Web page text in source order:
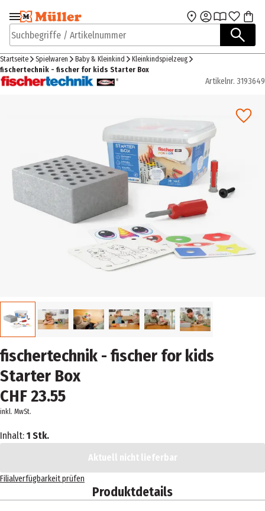
Zur Navigation
springen
Zum Hauptinhalt
Suchbegriffe / Artikelnummer
Startseite Spielwaren Baby & Kleinkind
Kleinkindspielzeug
fischertechnik - fischer for kids Starter Box
Artikelnr. 3193649
fischertechnik - fischer for kids
Starter Box
CHF 23.55
inkl. MwSt.
Inhalt: 1 Stk.
Aktuell nicht lieferbar
Filialverfügbarkeit prüfen
Produktdetails